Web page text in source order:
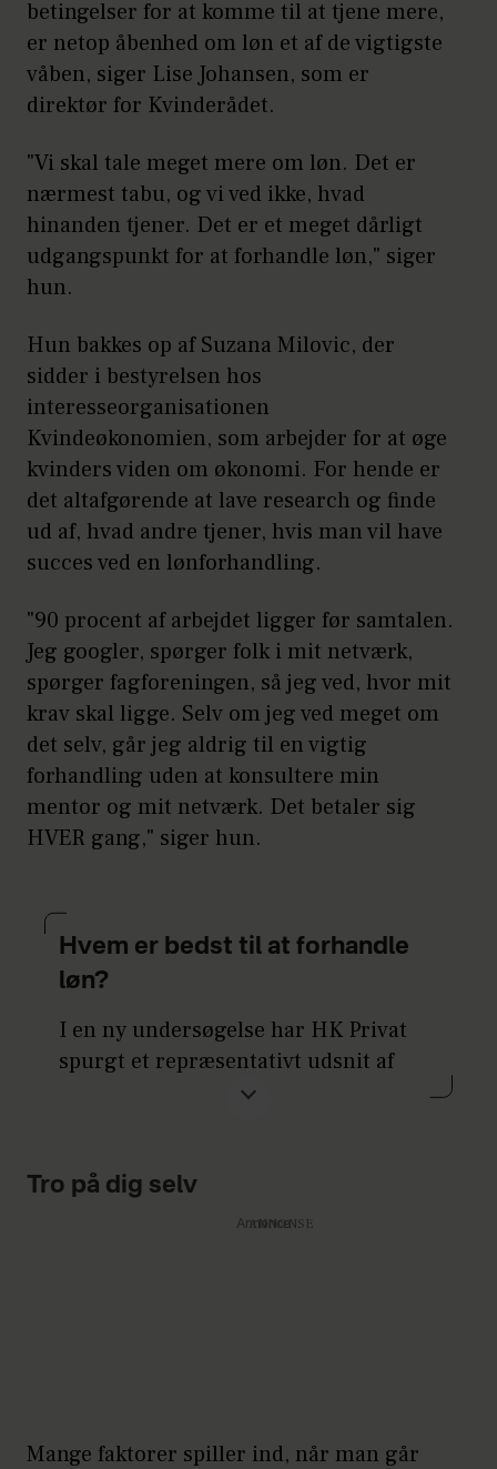
betingelser for at komme til at tjene mere,
er netop åbenhed om løn et af de vigtigste
våben, siger Lise Johansen, som er
direktør for Kvinderådet.
"Vi skal tale meget mere om løn. Det er
nærmest tabu, og vi ved ikke, hvad
hinanden tjener. Det er et meget dårligt
udgangspunkt for at forhandle løn," siger
hun.
Hun bakkes op af Suzana Milovic, der
sidder i bestyrelsen hos
interesseorganisationen
Kvindeøkonomien, som arbejder for at øge
kvinders viden om økonomi. For hende er
det altafgørende at lave research og finde
ud af, hvad andre tjener, hvis man vil have
succes ved en lønforhandling.
"90 procent af arbejdet ligger før samtalen.
Jeg googler, spørger folk i mit netværk,
spørger fagforeningen, så jeg ved, hvor mit
krav skal ligge. Selv om jeg ved meget om
det selv, går jeg aldrig til en vigtig
forhandling uden at konsultere min
mentor og mit netværk. Det betaler sig
HVER gang," siger hun.
Hvem er bedst til at forhandle
løn?
I en ny undersøgelse har HK Privat
spurgt et repræsentativt udsnit af
befolkningen om lønforhandling.
mænd er bedre til at forhandle
Tro på dig selv
Annonce
Mange faktorer spiller ind, når man går